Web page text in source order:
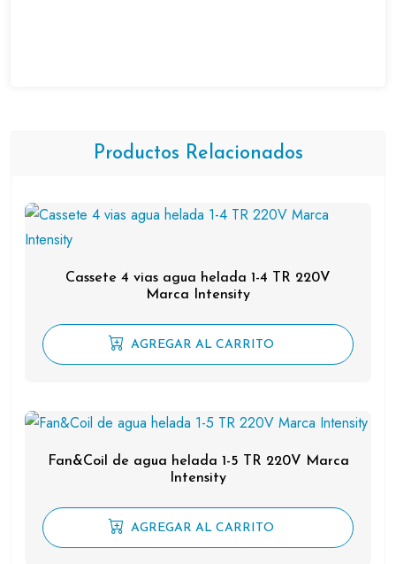
Productos Relacionados
Cassete 4 vias agua helada 1-4 TR 220V
Marca Intensity
AGREGAR AL CARRITO
Fan&Coil de agua helada 1-5 TR 220V Marca
Intensity
AGREGAR AL CARRITO